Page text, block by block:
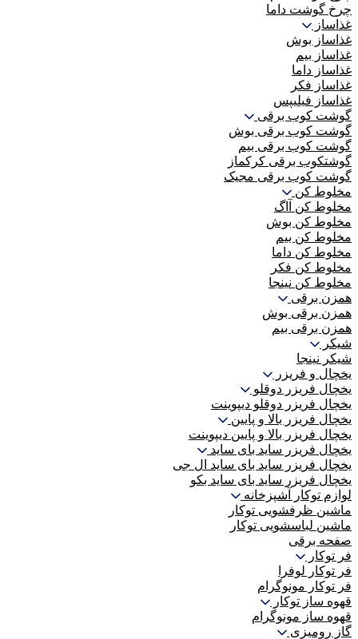
چرخ گوشت داما
غذاساز
غذاساز بوش
غذاساز بیم
غذاساز داما
غذاساز فکر
غذاساز فیلیپس
گوشت کوب برقی
گوشت کوب برقی بوش
گوشت کوب برقی بیم
گوشتکوب برقی کرکماز
گوشت کوب برقی مجیک
مخلوط کن
مخلوط کن آاگ
مخلوط کن بوش
مخلوط کن بیم
مخلوط کن داما
مخلوط کن فکر
مخلوط کن نینجا
همزن برقی
همزن برقی بوش
همزن برقی بیم
شیکر
شیکر نینجا
یخچال و فریزر
یخچال فریزر دوقلو
یخچال فریزر دوقلو دیپوینت
یخچال فریزر بالا و پایین
یخچال فریزر بالا و پایین دیپوینت
یخچال فریزر ساید بای ساید
یخچال فریزر ساید بای ساید ال جی
یخچال فریزر ساید بای ساید بکو
لوازم توکار آشپزخانه
ماشین ظرفشویی توکار
ماشین لباسشویی توکار
صفحه برقی
فر توکار
فر توکار لوفرا
فر توکار مونوگرام
قهوه ساز توکار
قهوه ساز مونوگرام
گاز رومیزی